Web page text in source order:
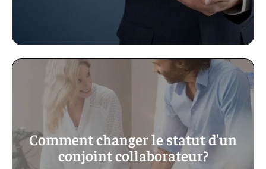
Comment changer le statut d’un
conjoint collaborateur?